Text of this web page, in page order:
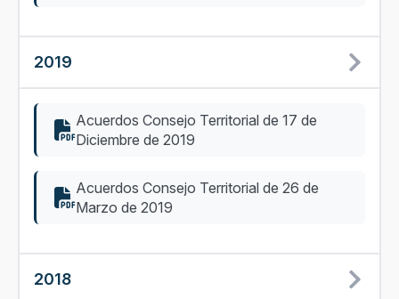
2019
Acuerdos Consejo Territorial de 17 de
Diciembre de 2019
Acuerdos Consejo Territorial de 26 de
Marzo de 2019
2018